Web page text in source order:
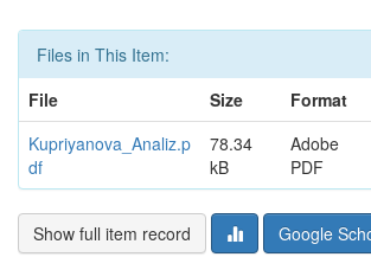
Files in This Item:
File
Size
Format
Kupriyanova_Analiz.p
df
78.34
kB
Adobe
PDF
Show full item record Google